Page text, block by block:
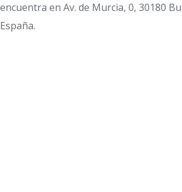
encuentra en Av. de Murcia, 0, 30180
España.